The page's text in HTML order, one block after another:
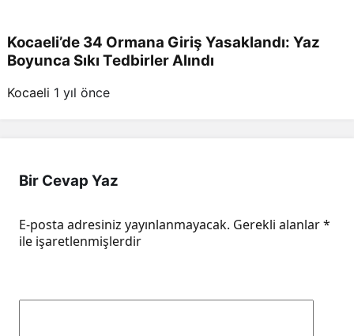
Kocaeli’de 34 Ormana Giriş Yasaklandı: Yaz
Boyunca Sıkı Tedbirler Alındı
Kocaeli 1 yıl önce
Bir Cevap Yaz
E-posta adresiniz yayınlanmayacak. Gerekli alanlar*
ile işaretlenmişlerdir